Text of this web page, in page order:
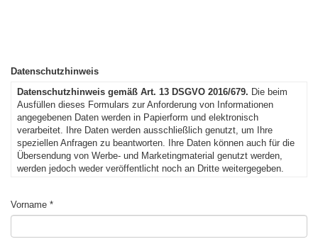
Datenschutzhinweis
Datenschutzhinweis gemäß Art. 13 DSGVO 2016/679. Die beim
Ausfüllen dieses Formulars zur Anforderung von Informationen
angegebenen Daten werden in Papierform und elektronisch
verarbeitet. Ihre Daten werden ausschließlich genutzt, um Ihre
speziellen Anfragen zu beantworten. Ihre Daten können auch für die
Übersendung von Werbe- und Marketingmaterial genutzt werden,
werden jedoch weder veröffentlicht noch an Dritte weitergegeben.
geltend zu machen. Zu diesen gehören u. a. das Recht auf Zugang
Vorname